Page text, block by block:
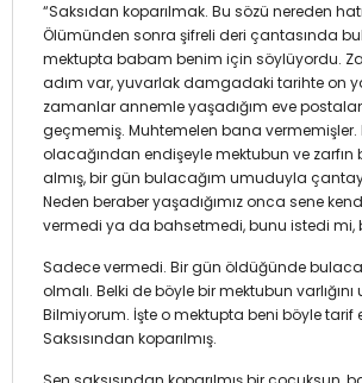
“Saksıdan koparılmak. Bu sözü nereden
Ölümünden sonra şifreli deri çantasında
mektupta babam benim için söylüyordu.
adım var, yuvarlak damgadaki tarihte on
zamanlar annemle yaşadığım eve
geçmemiş. Muhtemelen bana
olacağından endişeyle mektubun ve zarfın
almış, bir gün bulacağım umuduyla
Neden beraber yaşadığımız onca sene
vermedi ya da bahsetmedi, bunu istedi mi,
Sadece vermedi. Bir gün öldüğünde
olmalı. Belki de böyle bir mektubun varlığını
Bilmiyorum. İşte o mektupta beni böyle tarif
Saksısından koparılmış.